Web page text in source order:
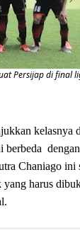
Persijap di final
kelasnya
Chaniago ini
harus